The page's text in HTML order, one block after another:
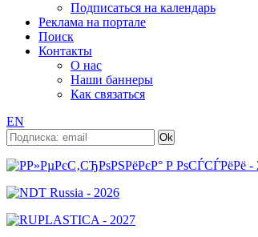
Подписаться на календарь
Реклама на портале
Поиск
Контакты
О нас
Наши баннеры
Как связаться
EN